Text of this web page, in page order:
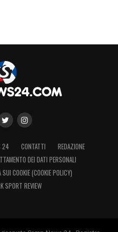
24 CONTATTI
REDAZIONE
DEI DATI PERSONALI
COOKIE (COOKIE POLICY)
SPORT REVIEW